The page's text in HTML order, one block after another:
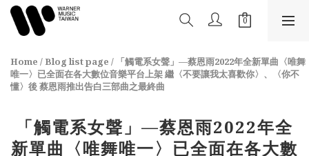
Home / Blog list page / 「觸電系女聲」—蔡恩雨2022年全新單曲〈唯舞
唯一〉已全面在各大數位音樂平台上架 繼〈不要讓我太喜歡你〉、〈你不
懂〉後 蔡恩雨推出告白三部曲之最終曲
「觸電系女聲」—蔡恩雨2022年全
新單曲〈唯舞唯一〉已全面在各大數